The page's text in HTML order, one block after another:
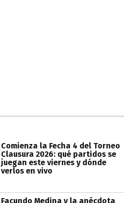
Comienza la Fecha 4 del Torneo
Clausura 2026: qué partidos se
juegan este viernes y dónde
verlos en vivo
Facundo Medina y la anécdota